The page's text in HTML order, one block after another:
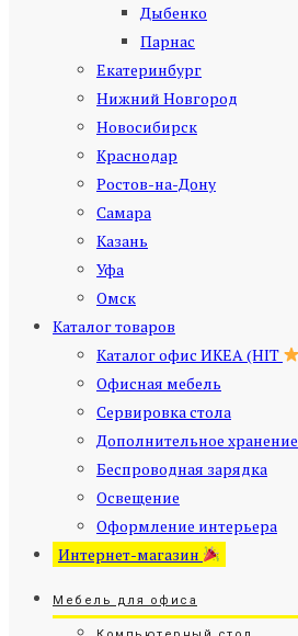
Дыбенко
Парнас
Екатеринбург
Нижний Новгород
Новосибирск
Краснодар
Ростов-на-Дону
Самара
Казань
Уфа
Омск
Каталог товаров
Каталог офис ИКЕА (HIT
Офисная мебель
Сервировка стола
Дополнительное хранение
Беспроводная зарядка
Освещение
Оформление интерьера
Интернет-магазин
Мебель для офиса